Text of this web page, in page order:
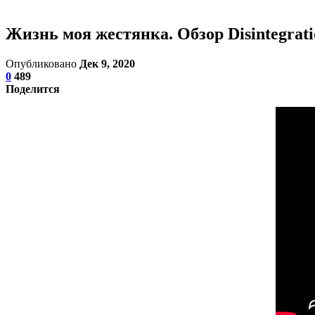
Жизнь моя жестянка. Обзор
Опубликовано Дек 9, 2020
0 489
Поделится